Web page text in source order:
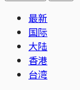
最新
国际
大陆
香港
台湾